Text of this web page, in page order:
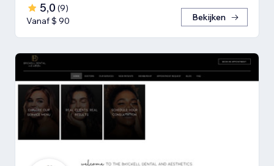
5,0 (9)
Vanaf $ 90
Bekijken